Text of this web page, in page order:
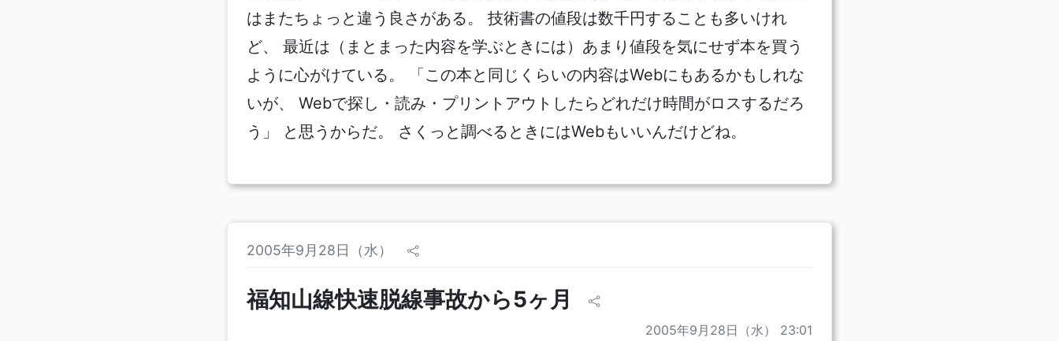
はまたちょっと違う良さがある。 技術書の値段は数千円することも多いけれ
ど、 最近は（まとまった内容を学ぶときには）あまり値段を気にせず本を買う
ように心がけている。 「この本と同じくらいの内容はWebにもあるかもしれな
いが、 Webで探し・読み・プリントアウトしたらどれだけ時間がロスするだろ
う」 と思うからだ。 さくっと調べるときにはWebもいいんだけどね。
2005年9月28日（水）
福知山線快速脱線事故から5ヶ月
2005年9月28日（水） 23:01